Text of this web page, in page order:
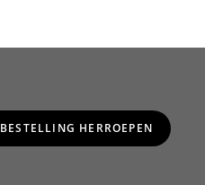
BESTELLING HERROEPEN